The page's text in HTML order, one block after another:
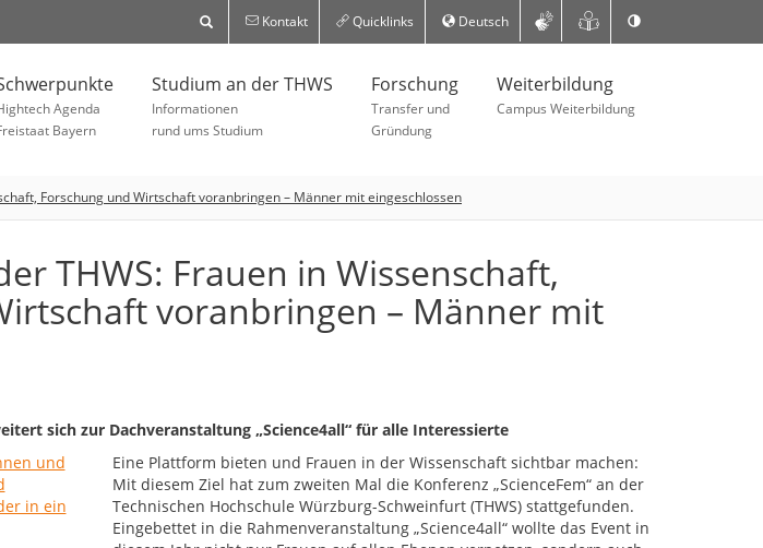
Kontakt Quicklinks Deutsch
Agenda
Bayern
Studium an der THWS
Informationen
rund ums Studium
Forschung
Transfer und
Gründung
Weiterbildung
Campus Weiterbildung
Forschung und Wirtschaft voranbringen – Männer mit eingeschlossen
THWS: Frauen in Wissenschaft,
voranbringen – Männer mit
sich zur Dachveranstaltung „Science4all“ für alle Interessierte
Eine Plattform bieten und Frauen in der Wissenschaft sichtbar machen:
Mit diesem Ziel hat zum zweiten Mal die Konferenz „ScienceFem“ an der
Technischen Hochschule Würzburg-Schweinfurt (THWS) stattgefunden.
Eingebettet in die Rahmenveranstaltung „Science4all“ wollte das Event in